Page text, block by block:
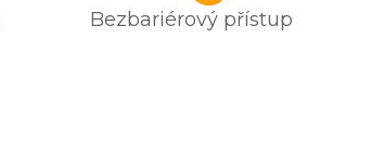
Bezbariérový přístup